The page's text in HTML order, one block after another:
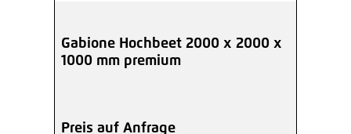
Gabione Hochbeet 2000 x 2000 x
1000 mm premium
Preis auf Anfrage